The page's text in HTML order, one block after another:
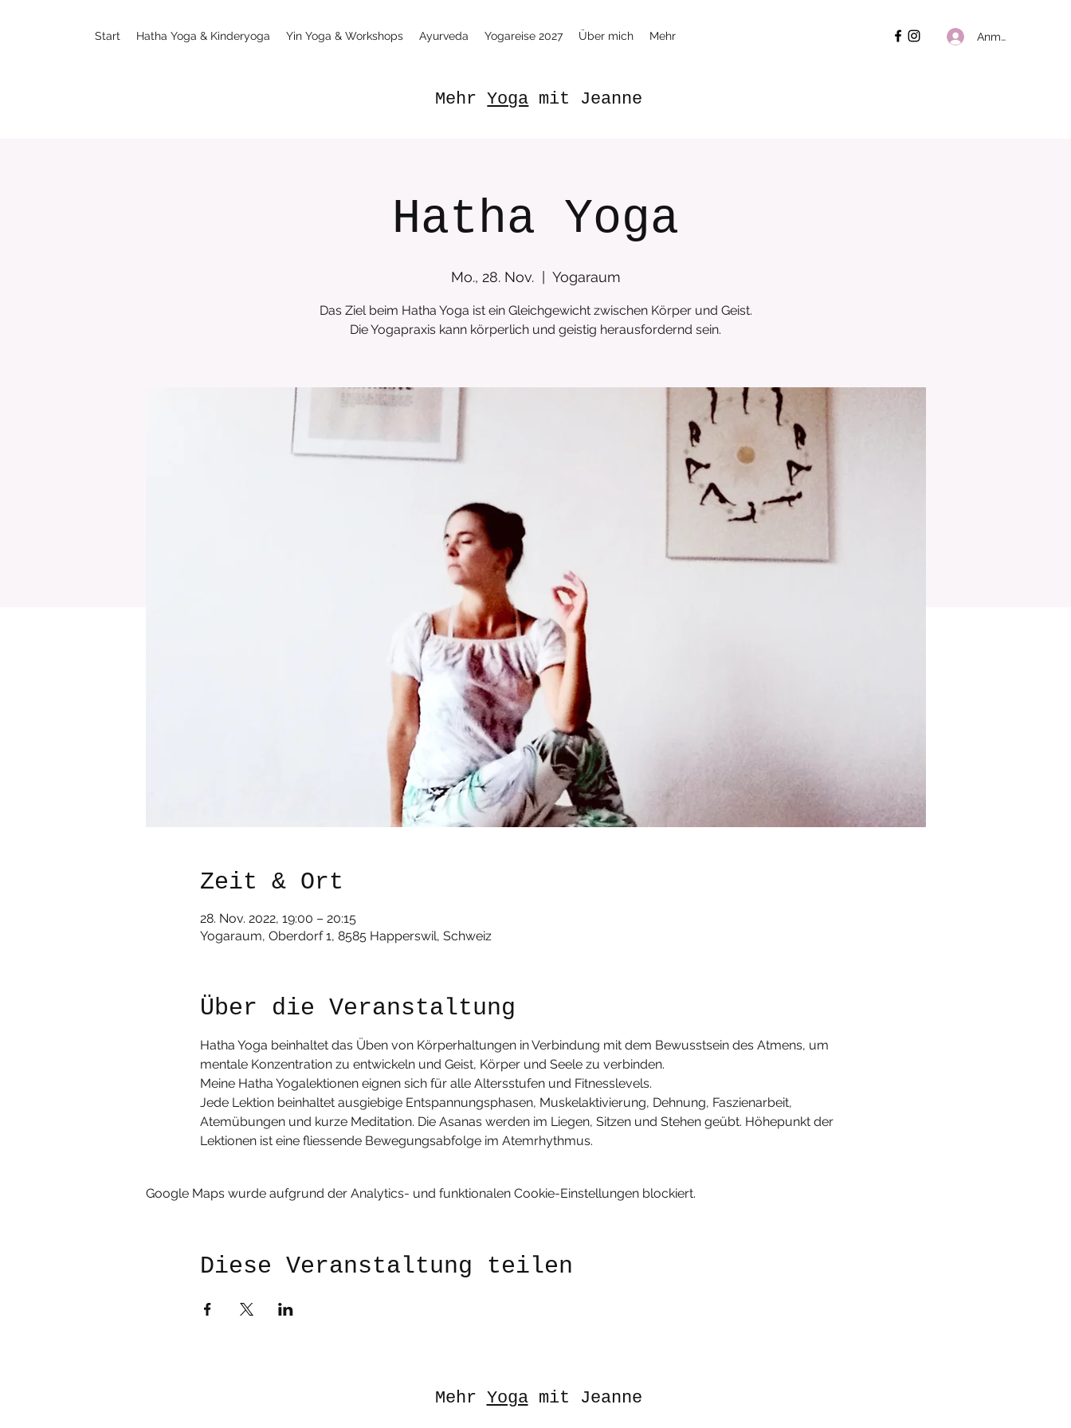
Start Hatha Yoga & Kinderyoga Yin Yoga & Workshops Ayurveda Yogareise 2027 Über mich Mehr Anmelden
MehrYoga mit Jeanne
Hatha Yoga
Mo., 28. Nov.
  |
Yogaraum
Das Ziel beim Hatha Yoga ist ein Gleichgewicht zwischen Körper und Geist.
Zeit & Ort
28. Nov. 2022, 19:00 – 20:15
Yogaraum, Oberdorf 1, 8585 Happerswil, Schweiz
Über die Veranstaltung
Hatha Yoga beinhaltet das Üben von Körperhaltungen in Verbindung mit dem Bewusstsein des Atmens, um
mentale Konzentration zu entwickeln und Geist, Körper und Seele zu verbinden.
Meine Hatha Yogalektionen eignen sich für alle Altersstufen und Fitnesslevels.
Jede Lektion beinhaltet ausgiebige Entspannungsphasen, Muskelaktivierung, Dehnung, Faszienarbeit,
Atemübungen und kurze Meditation. Die Asanas werden im Liegen, Sitzen und Stehen geübt. Höhepunkt der
Lektionen ist eine fliessende Bewegungsabfolge im Atemrhythmus.
Google Maps wurde aufgrund der Analytics- und funktionalen Cookie-Einstellungen blockiert.
Diese Veranstaltung teilen
Mehr Yogamit Jeanne